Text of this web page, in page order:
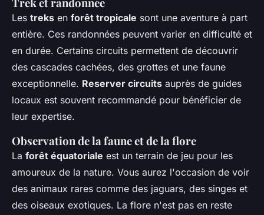
Les treks en forêt tropicale sont une aventure à part
entière. Ces randonnées peuvent varier en difficulté et
en durée. Certains circuits permettent de découvrir
des cascades cachées, des grottes et une faune
exceptionnelle. Reserver circuits auprès de guides
locaux est souvent recommandé pour bénéficier de
leur expertise.
Observation de la faune et de la flore
La forêt équatoriale est un terrain de jeu pour les
amoureux de la nature. Vous aurez l'occasion de voir
des animaux rares comme des jaguars, des singes et
des oiseaux exotiques. La flore n'est pas en reste